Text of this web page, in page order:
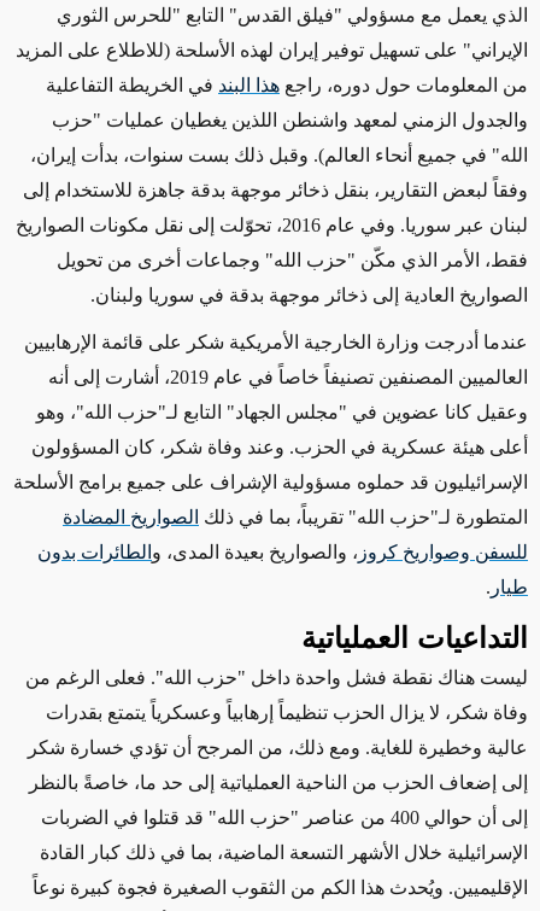
الذي يعمل مع مسؤولي "فيلق القدس" التابع "للحرس الثوري
الإيراني" على تسهيل توفير إيران لهذه الأسلحة (للاطلاع على المزيد
من المعلومات حول دوره، راجع هذا البند في الخريطة التفاعلية
والجدول الزمني لمعهد واشنطن اللذين يغطيان عمليات "حزب
الله" في جميع أنحاء العالم). وقبل ذلك بست سنوات، بدأت إيران،
وفقاً لبعض التقارير، بنقل ذخائر موجهة بدقة جاهزة للاستخدام إلى
لبنان عبر سوريا. وفي عام 2016، تحوّلت إلى نقل مكونات الصواريخ
فقط، الأمر الذي مكّن "حزب الله" وجماعات أخرى من تحويل
الصواريخ العادية إلى ذخائر موجهة بدقة في سوريا ولبنان.
عندما أدرجت وزارة الخارجية الأمريكية شكر على قائمة الإرهابيين
العالميين المصنفين تصنيفاً خاصاً في عام 2019، أشارت إلى أنه
وعقيل كانا عضوين في "مجلس الجهاد" التابع لـ"حزب الله"، وهو
أعلى هيئة عسكرية في الحزب. وعند وفاة شكر، كان المسؤولون
الإسرائيليون قد حملوه مسؤولية الإشراف على جميع برامج الأسلحة
المتطورة لـ"حزب الله" تقريباً، بما في ذلك الصواريخ المضادة
للسفن وصواريخ كروز ، والصواريخ بعيدة المدى، و الطائرات بدون
طيار .
التداعيات العملياتية
ليست هناك نقطة فشل واحدة داخل "حزب الله". فعلى الرغم من
وفاة شكر، لا يزال الحزب تنظيماً إرهابياً وعسكرياً يتمتع بقدرات
عالية وخطيرة للغاية. ومع ذلك، من المرجح أن تؤدي خسارة شكر
إلى إضعاف الحزب من الناحية العملياتية إلى حد ما، خاصةً بالنظر
إلى أن حوالي 400 من عناصر "حزب الله" قد قتلوا في الضربات
الإسرائيلية خلال الأشهر التسعة الماضية، بما في ذلك كبار القادة
الإقليميين. ويُحدث هذا الكم من الثقوب الصغيرة فجوة كبيرة نوعاً